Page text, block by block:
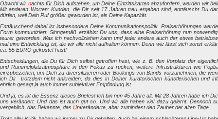
Obwohl wir nachts für Dich aufstehen, um Deine Eintrittskarten abzufordern, werden wir
Mit anderen Worten: Kunden
die Dir seit 17 Jahren treu ergeben sind, enttäuscht Du
dürfen, weil Dein Ruf größer geworden ist, als Deine Kapazität.
Enttäuschend dabei ist insbesondere Deine Kommunikationspolitik. Preiserhöhungen
Form kommuniziert. Sinngemäß erzählst Du uns, dass eine Preiserhöhung nun
teurer geworden. Was ich nachvollziehen kann und jeder andere auch der etwas
mal eine Entwicklung ist, die wir alle nicht aufhalten können. Denn wie lässt sich sonst
ca. 55 EURO gekostet hast!
Entscheidungen die Du für Dich selbst getroffen hast, wie z. B. den Vorplatz der
und Rummelplatzatmosphäre in den Fokus zu rücken, weitere Infrastrukturen wie
einzubeziehen, um Dich zu diversifizieren oder Bookings von Bands vorzunehmen, die
ich Dir trotzdem nicht ankreiden, da dies in Deiner kuratorischen künstlerischen und
ehrlich gesagt ja auch immer subjektiver Empfindung ist.
Und ja, es ist die Essenz dieses Briefes! Ich bin nun 45 Jahre alt. Mit 28 Jahren habe ich
uns verändert. Und das ist auch gut so. Und wir alle haben viel dazu gelernt. Dennoch
vergeblich, das Bekannte, das Unveränderte, aber zumindest den Zauber der alten Tage.